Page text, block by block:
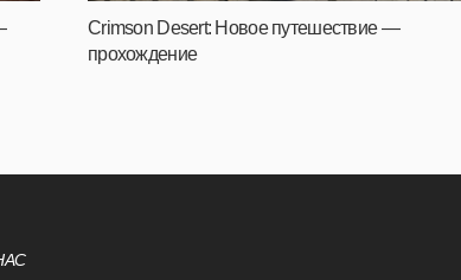
Crimson Desert: Новое путешествие —
прохождение